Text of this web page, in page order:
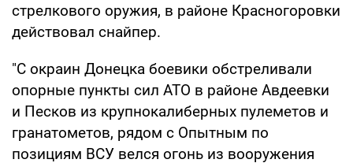
стрелкового оружия, в районе Красногоровки
действовал снайпер.
"С окраин Донецка боевики обстреливали
опорные пункты сил АТО в районе Авдеевки
и Песков из крупнокалиберных пулеметов и
гранатометов, рядом с Опытным по
позициям ВСУ велся огонь из вооружения